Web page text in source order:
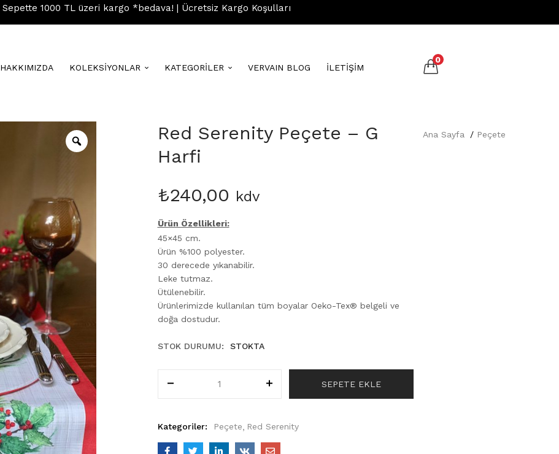
Sepette 1000 TL üzeri kargo *bedava! | Ücretsiz Kargo Koşulları
HAKKIMIZDA KOLEKSİYONLAR KATEGORİLER VERVAIN BLOG İLETİŞİM
0
Ana Sayfa Peçete
Red Serenity Peçete – G
Harfi
₺240,00 kdv
Ürün Özellikleri:
45×45 cm.
Ürün %100 polyester.
30 derecede yıkanabilir.
Leke tutmaz.
Ütülenebilir.
Ürünlerimizde kullanılan tüm boyalar Oeko-Tex® belgeli ve
doğa dostudur.
STOK DURUMU: STOKTA
SEPETE EKLE
Kategoriler: Peçete Red Serenity